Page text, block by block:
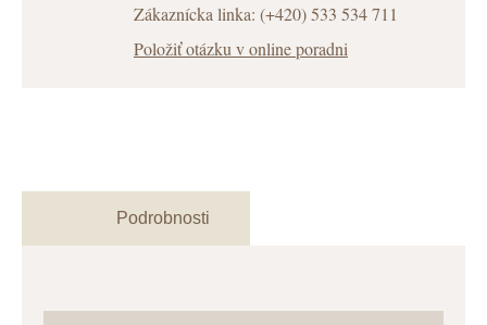
Zákaznícka linka: (+420) 533 534 711
Položiť otázku v online poradni
Podrobnosti